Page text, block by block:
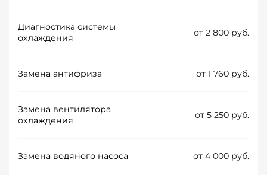
Диагностика системы
охлаждения
от 2 800 руб.
Замена антифриза от 1 760 руб.
Замена вентилятора
охлаждения
от 5 250 руб.
Замена водяного насоса от 4 000 руб.